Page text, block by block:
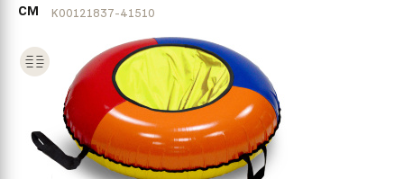
см
K00121837-41510